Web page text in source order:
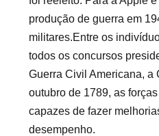
produção de guerra em
militares.Entre os
todos os concursos
Guerra Civil Americana, a
outubro de 1789, as
capazes de fazer
desempenho.